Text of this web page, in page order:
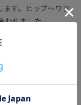
ます。ヒップ～ワタ
わせました。
沢感が特徴。オー
地とは異なる表面感